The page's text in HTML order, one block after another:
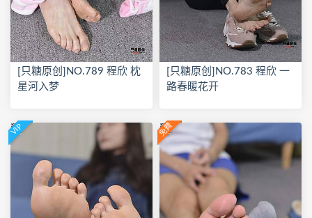
[只糖原创]NO.789 程欣 枕
星河入梦
[只糖原创]NO.783 程欣 一
路春暖花开
VIP 免費